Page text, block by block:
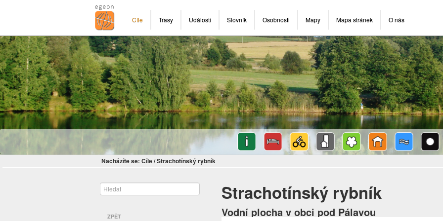
Cíle Trasy Události Slovník Osobnosti Mapy Mapa stránek O nás
Nacházíte se: Cíle/Strachotínský rybník
ZPĚT
Strachotínský rybník
Vodní plocha v obci pod Pálavou